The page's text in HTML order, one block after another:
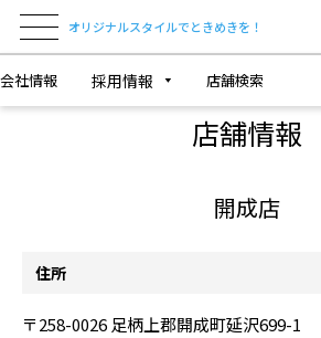
オリジナルスタイルでときめきを！
会社情報 採用情報 店舗検索
SHOP INFORMATION
店舗情報
開成店
住所
〒258-0026 足柄上郡開成町延沢699-1